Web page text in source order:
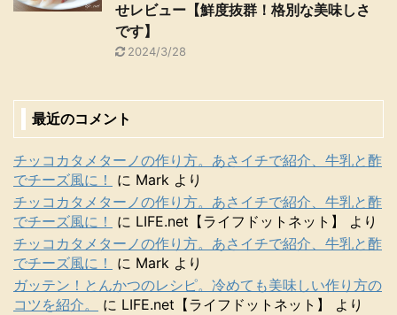
せレビュー【鮮度抜群！格別な美味しさ
です】
2024/3/28
最近のコメント
チッコカタメターノの作り方。あさイチで紹介、牛乳と酢
でチーズ風に！
に Mark より
チッコカタメターノの作り方。あさイチで紹介、牛乳と酢
でチーズ風に！
に LIFE.net【ライフドットネット】
より
チッコカタメターノの作り方。あさイチで紹介、牛乳と酢
でチーズ風に！
に Mark より
ガッテン！とんかつのレシピ。冷めても美味しい作り方の
コツを紹介。
に LIFE.net【ライフドットネット】
より